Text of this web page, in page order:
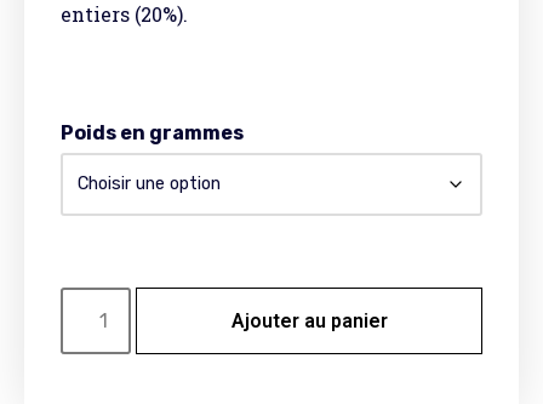
entiers (20%).
Poids en grammes
Ajouter au panier